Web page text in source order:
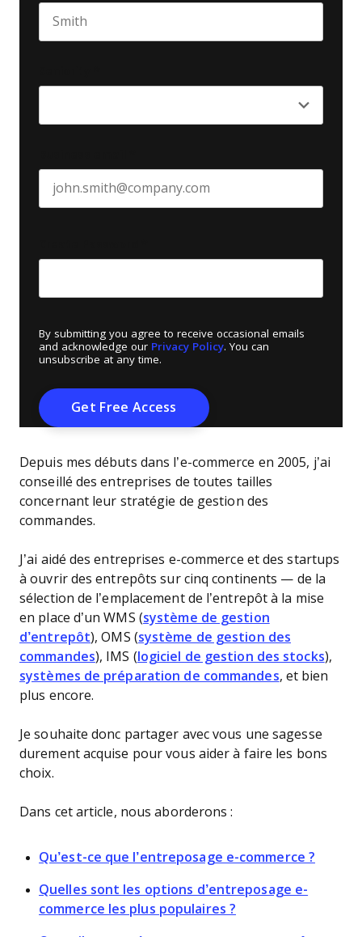
By submitting you agree to receive occasional emails
and acknowledge our Privacy Policy. You can
unsubscribe at any time.
Depuis mes débuts dans l’e-commerce en 2005, j’ai
conseillé des entreprises de toutes tailles
concernant leur stratégie de gestion des
commandes.
J’ai aidé des entreprises e-commerce et des startups
à ouvrir des entrepôts sur cinq continents — de la
sélection de l’emplacement de l’entrepôt à la mise
en place d’un WMS (système de gestion
d’entrepôt), OMS (système de gestion des
commandes), IMS ( logiciel de gestion des stocks),
systèmes de préparation de commandes, et bien
plus encore.
Je souhaite donc partager avec vous une sagesse
durement acquise pour vous aider à faire les bons
choix.
Dans cet article, nous aborderons :
Qu’est-ce que l’entreposage e-commerce ?
Quelles sont les options d’entreposage e-
commerce les plus populaires ?